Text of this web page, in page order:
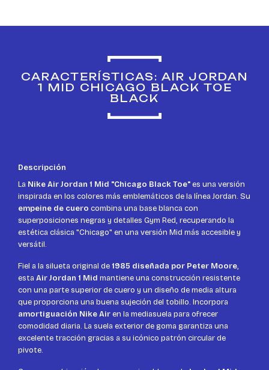
CARACTERÍSTICAS: AIR JORDAN
1 MID CHICAGO BLACK TOE
BLACK
Descripción
La Nike Air Jordan 1 Mid "Chicago Black Toe"es una versión
inspirada en los colores más emblemáticos de la línea Jordan. Su
empeine de cuero combina una base blanca con
superposiciones negras y detalles Gym Red, recuperando la
estética clásica "Chicago" en una versión Mid más accesible y
versátil.
Fiel a la silueta original de1985 diseñada por Peter Moore,
esta Air Jordan 1 Mid mantiene una construcción resistente
con una parte superior de cuero y un diseño de media altura
que proporciona una buena sujeción del tobillo. Incorpora
amortiguación Nike Airen la mediasuela para ofrecer
comodidad diaria. La suela exterior de goma garantiza una
excelente tracción gracias a su icónico patrón circular de
pivote.